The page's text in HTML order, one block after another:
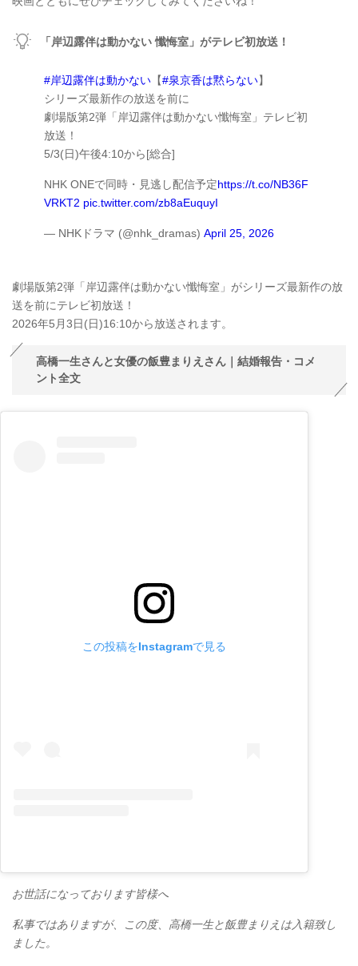
「岸辺露伴は動かない 懺悔室」がテレビ初放送！
#岸辺露伴は動かない 【#泉京香は黙らない】
シリーズ最新作の放送を前に
劇場版第2弾「岸辺露伴は動かない懺悔室」テレビ初
放送！
5/3(日)午後4:10から[総合]
NHK ONEで同時・見逃し配信予定https://t.co/NB36F
VRKT2 pic.twitter.com/zb8aEuquyI
— NHKドラマ (@nhk_dramas) April 25, 2026
劇場版第2弾「岸辺露伴は動かない懺悔室」がシリーズ最新作の放
送を前にテレビ初放送！
2026年5月3日(日)16:10から放送されます。
高橋一生さんと女優の飯豊まりえさん｜結婚報告・コメ
ント全文
この投稿をInstagramで見る
お世話になっております皆様へ
私事ではありますが、この度、高橋一生と飯豊まりえは入籍致し
ました。